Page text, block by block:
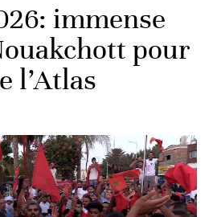
immense
pour
l’Atlas